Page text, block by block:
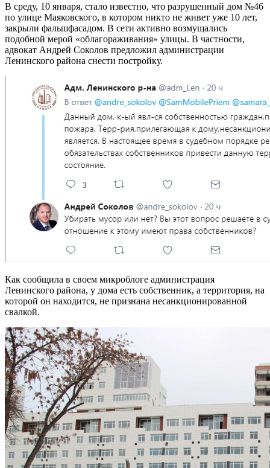
В среду, 10 января, стало известно, что разрушенный дом №46
по улице Маяковского, в котором никто не живет уже 10 лет,
закрыли фальшфасадом. В сети активно возмущались
подобной мерой «облагораживания» улицы. В частности,
адвокат Андрей Соколов предложил администрации
Ленинского района снести постройку.
Как сообщила в своем микроблоге администрация
Ленинского района, у дома есть собственник, а территория, на
которой он находится, не признана несанкционированной
свалкой.